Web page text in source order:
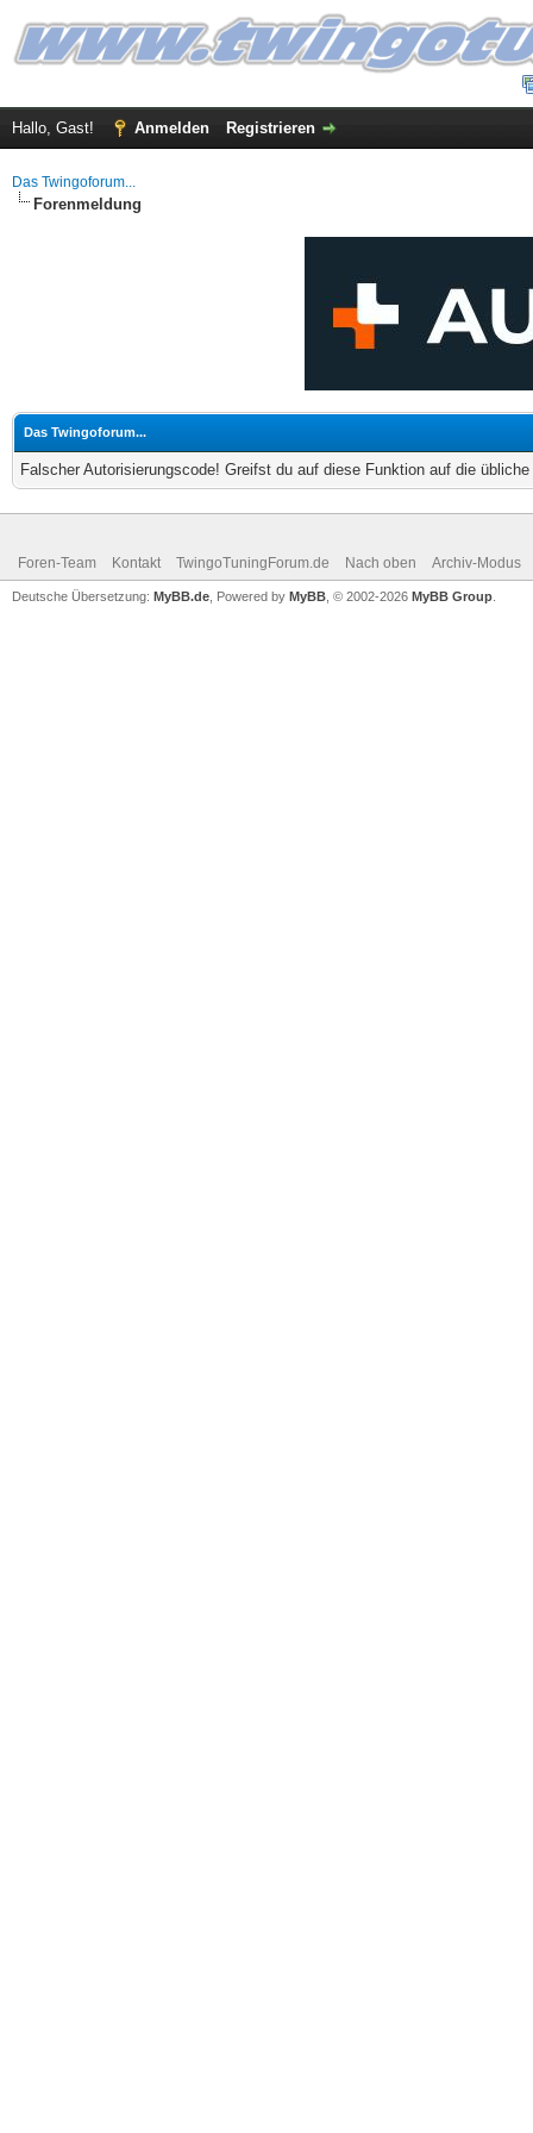
Hallo, Gast! Anmelden Registrieren
Das Twingoforum...
Forenmeldung
Das Twingoforum...
Falscher Autorisierungscode! Greifst du auf diese Funktion auf die
Foren-Team Kontakt TwingoTuningForum.de Nach oben Archiv-Modus
Deutsche Übersetzung: MyBB.de , Powered by MyBB , © 2002-2026 MyBB Group